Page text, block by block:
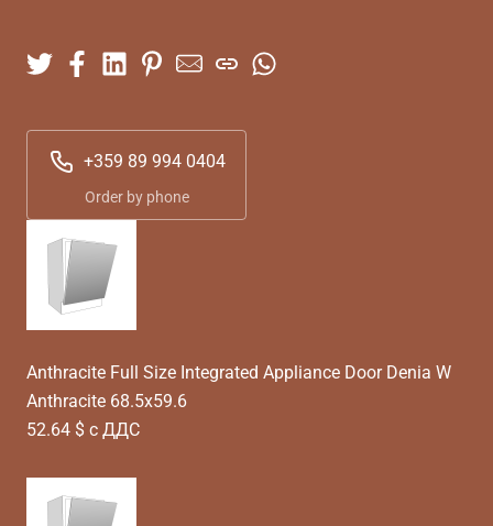
+359 89 994 0404
Order by phone
Anthracite Full Size Integrated Appliance Door Denia W
Anthracite 68.5x59.6
52.64 $ с ДДС